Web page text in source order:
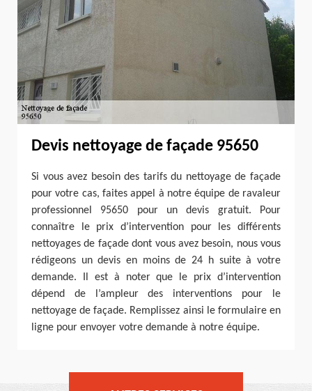
Devis nettoyage de façade 95650
Si vous avez besoin des tarifs du nettoyage de façade
pour votre cas, faites appel à notre équipe de ravaleur
professionnel 95650 pour un devis gratuit. Pour
connaître le prix d’intervention pour les différents
nettoyages de façade dont vous avez besoin, nous vous
rédigeons un devis en moins de 24 h suite à votre
demande. Il est à noter que le prix d’intervention
dépend de l’ampleur des interventions pour le
nettoyage de façade. Remplissez ainsi le formulaire en
ligne pour envoyer votre demande à notre équipe.